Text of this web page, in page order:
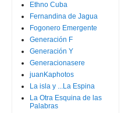
Ethno Cuba
Fernandina de Jagua
Fogonero Emergente
Generación F
Generación Y
Generacionasere
juanKaphotos
La isla y ...La Espina
La Otra Esquina de las
Palabras